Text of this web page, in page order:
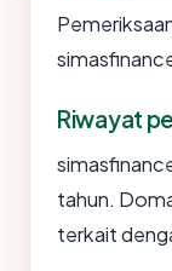
Riwayat
tahun.
terkait